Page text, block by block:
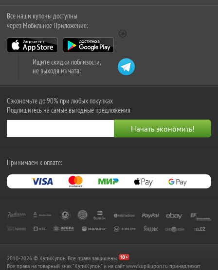
Все наши купоны доступны
через Мобильное Приложение:
Ищите скидки поблизости,
не выходя из чата:
Сэкономьте до 90% при любых покупках
Подпишитесь на самые выгодные предложения
Принимаем к оплате:
2010-2026 © КупиКупон. Все права защищены.
Все права на товарный знак "КупиКупон" и на сайт www.kupikupon.ru принадлежат